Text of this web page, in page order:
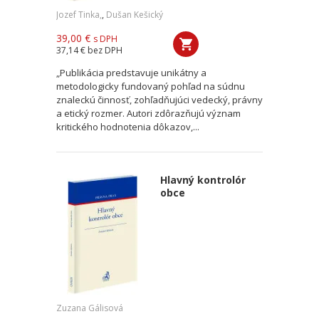
Jozef Tinka,, Dušan Kešický
39,00 € s DPH
37,14 € bez DPH
„Publikácia predstavuje unikátny a
metodologicky fundovaný pohľad na súdnu
znaleckú činnosť, zohľadňujúci vedecký, právny
a etický rozmer. Autori zdôrazňujú význam
kritického hodnotenia dôkazov,...
Hlavný kontrolór
obce
Zuzana Gálisová